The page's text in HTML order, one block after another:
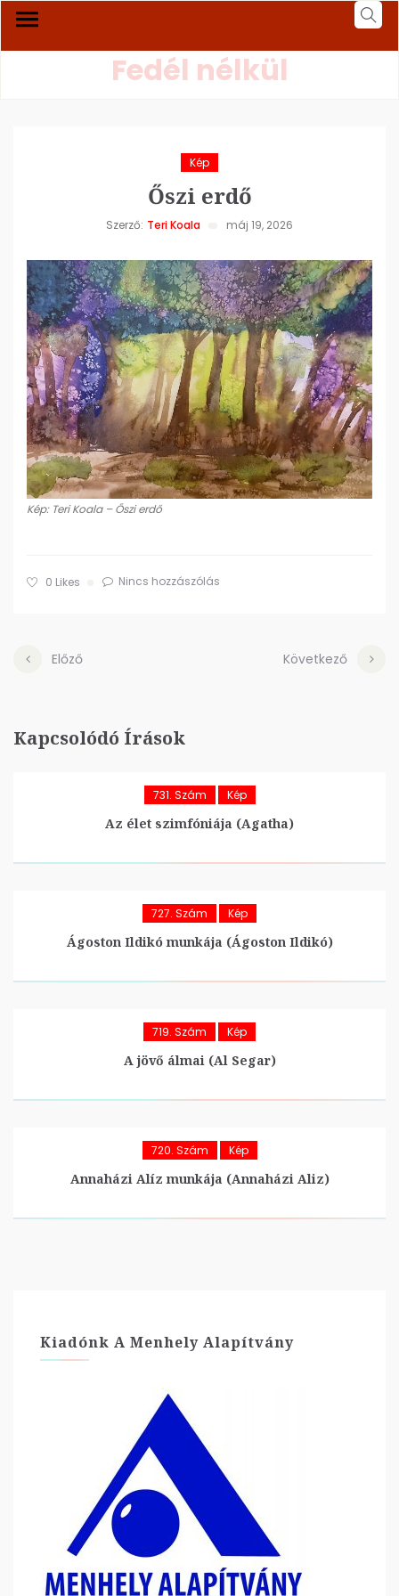
Fedél nélkül
Kép
Őszi erdő
Szerző: Teri Koala máj 19, 2026
Kép: Teri Koala – Őszi erdő
0 Likes Nincs hozzászólás
Előző Következő
Kapcsolódó Írások
731. Szám Kép
Az élet szimfóniája (Agatha)
727. Szám Kép
Ágoston Ildikó munkája (Ágoston Ildikó)
719. Szám Kép
A jövő álmai (Al Segar)
720. Szám Kép
Annaházi Alíz munkája (Annaházi Aliz)
Kiadónk A Menhely Alapítvány